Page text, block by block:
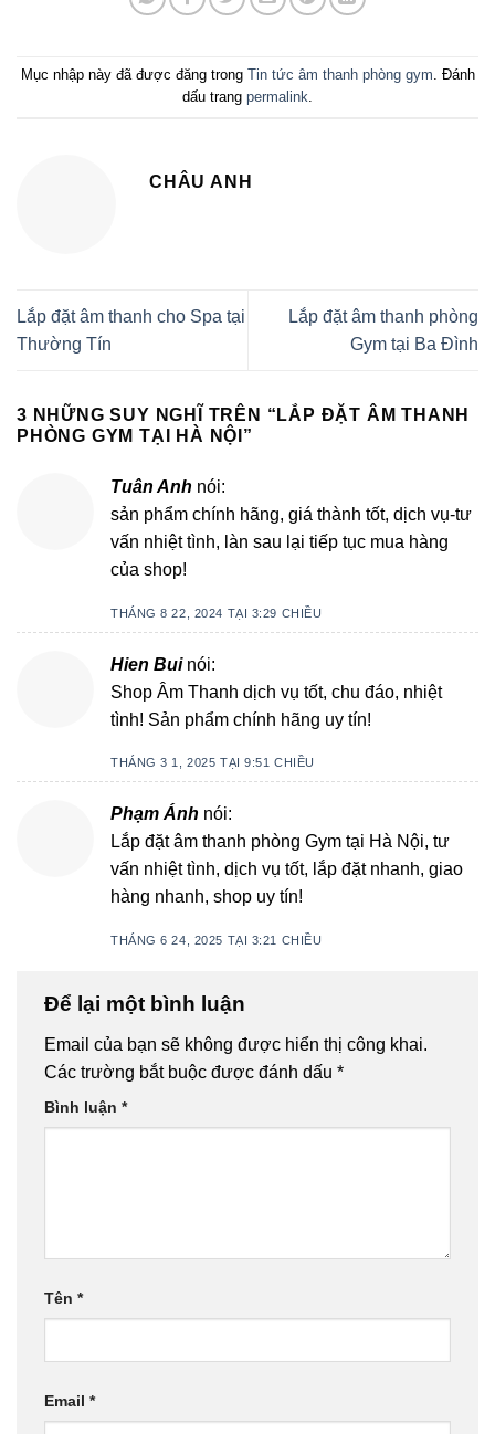
Mục nhập này đã được đăng trong Tin tức âm thanh phòng gym. Đánh
dấu trang permalink.
CHÂU ANH
Lắp đặt âm thanh cho Spa tại
Thường Tín
Lắp đặt âm thanh phòng
Gym tại Ba Đình
3 NHỮNG SUY NGHĨ TRÊN “ LẮP ĐẶT ÂM THANH
PHÒNG GYM TẠI HÀ NỘI ”
Tuân Anh nói:
sản phẩm chính hãng, giá thành tốt, dịch vụ-tư
vấn nhiệt tình, làn sau lại tiếp tục mua hàng
của shop!
THÁNG 8 22, 2024 TẠI 3:29 CHIỀU
Hien Bui nói:
Shop Âm Thanh dịch vụ tốt, chu đáo, nhiệt
tình! Sản phẩm chính hãng uy tín!
THÁNG 3 1, 2025 TẠI 9:51 CHIỀU
Phạm Ánh nói:
Lắp đặt âm thanh phòng Gym tại Hà Nội, tư
vấn nhiệt tình, dịch vụ tốt, lắp đặt nhanh, giao
hàng nhanh, shop uy tín!
THÁNG 6 24, 2025 TẠI 3:21 CHIỀU
Để lại một bình luận
Email của bạn sẽ không được hiển thị công khai.
Các trường bắt buộc được đánh dấu *
Bình luận *
Tên *
Email *